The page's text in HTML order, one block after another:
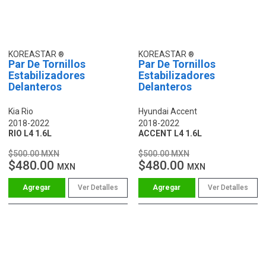
KOREASTAR
Par De Tornillos
Estabilizadores
Delanteros
Kia Rio
2018-2022
RIO L4 1.6L
$500.00 MXN
$480.00 MXN
Ver Detalles
KOREASTAR
Par De Tornillos
Estabilizadores
Delanteros
Hyundai Accent
2018-2022
ACCENT L4 1.6L
$500.00 MXN
$480.00 MXN
Ver Detalles